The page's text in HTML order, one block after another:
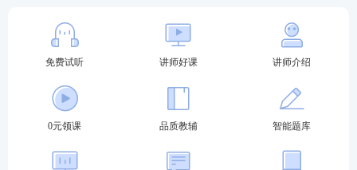
查看答案
3、在质量管理中，质量管理体系标准编制的基础是
( )。
A.质量管理体系核心标准
免费试听 讲师好课 讲师介绍
0元领课 品质教辅 智能题库